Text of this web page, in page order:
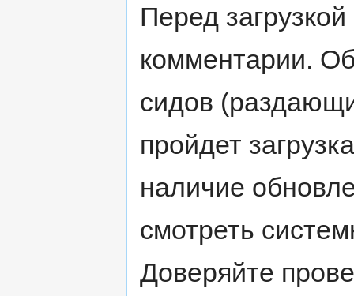
Перед
комментарии.
сидов
пройдет
наличие
смотреть
Доверяйте